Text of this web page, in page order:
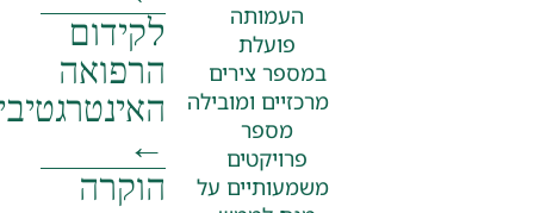
העמותה
פועלת
במספר צירים
מרכזייםומובילה
פרויקטים
משמעותייםעל
לקידום
הרפואה
האינטרגטיבית
הוקרה